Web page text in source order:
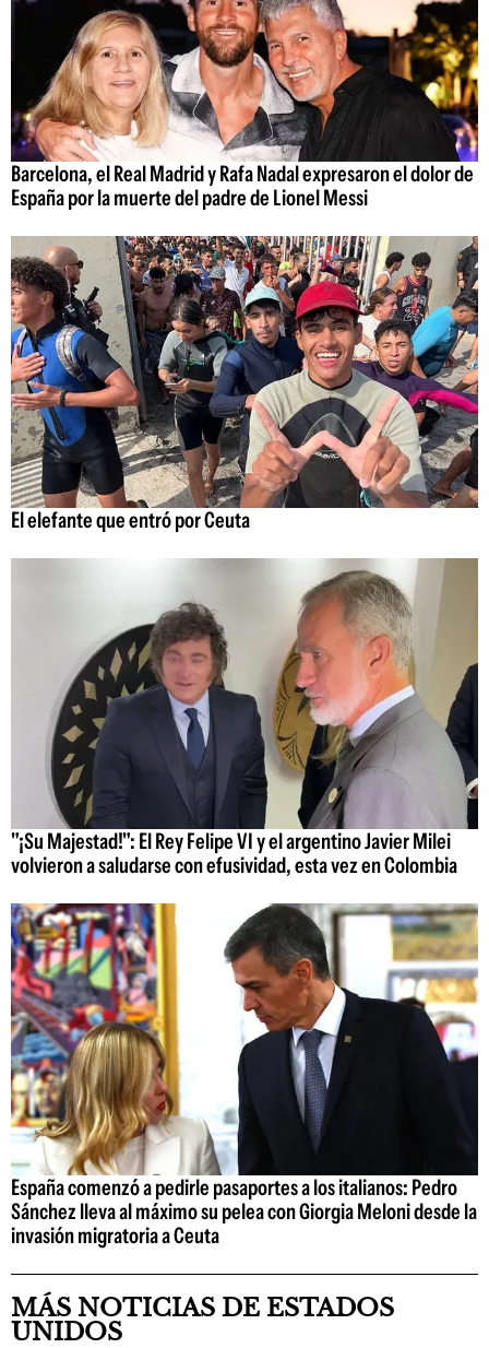
Barcelona, el Real Madrid y Rafa Nadal expresaron el dolor de
España por la muerte del padre de Lionel Messi
El elefante que entró por Ceuta
"¡Su Majestad!": El Rey Felipe VI y el argentino Javier Milei
volvieron a saludarse con efusividad, esta vez en Colombia
España comenzó a pedirle pasaportes a los italianos: Pedro
Sánchez lleva al máximo su pelea con Giorgia Meloni desde la
invasión migratoria a Ceuta
MÁS NOTICIAS DE ESTADOS
UNIDOS